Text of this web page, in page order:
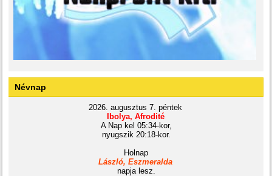
Névnap
2026. augusztus 7. péntek
Ibolya, Afrodité
A Nap kel 05:34-kor,
nyugszik 20:18-kor.
Holnap
László, Eszmeralda
napja lesz.